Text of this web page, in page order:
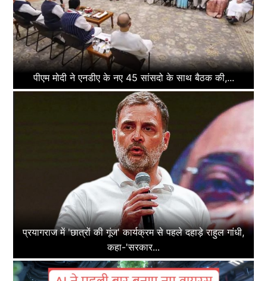
पीएम मोदी ने एनडीए के नए 45 सांसदो के साथ बैठक की,...
प्रयागराज में 'छात्रों की गूंज' कार्यक्रम से पहले दहाड़े राहुल गांधी,
कहा-'सरकार...